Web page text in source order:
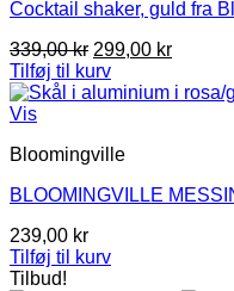
Cocktail shaker, guld fra
339,00kr Den
oprindelige
pris
299,00 krDen
pris
Tilføj til kurv
Vis
Bloomingville
BLOOMINGVILLE
239,00 kr
Tilføj til kurv
Tilbud!